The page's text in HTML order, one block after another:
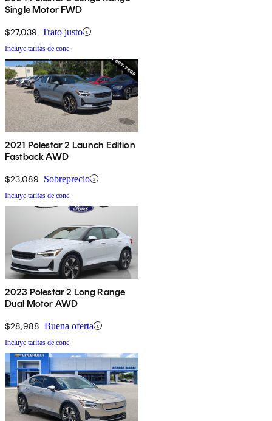
Single Motor FWD
$27,039 Trato justo
Incluye tarifas de conc.
2021 Polestar 2 Launch Edition
Fastback AWD
$23,089 Sobreprecio
Incluye tarifas de conc.
2023 Polestar 2 Long Range
Dual Motor AWD
$28,988 Buena oferta
Incluye tarifas de conc.